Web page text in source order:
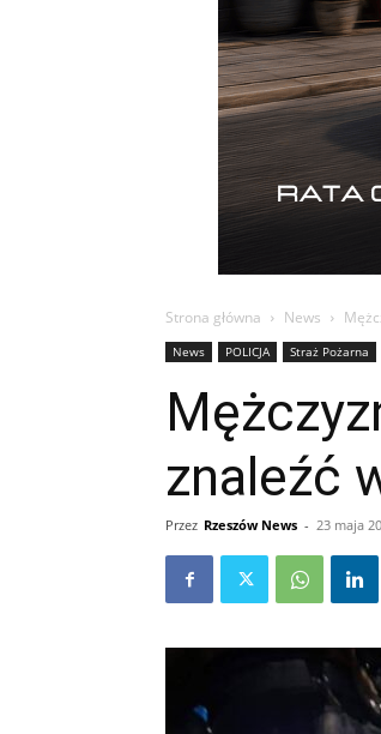
Strona główna News
News POLICJA Straż Pożarna
znaleźć
Przez Rzeszów News - 23 maja